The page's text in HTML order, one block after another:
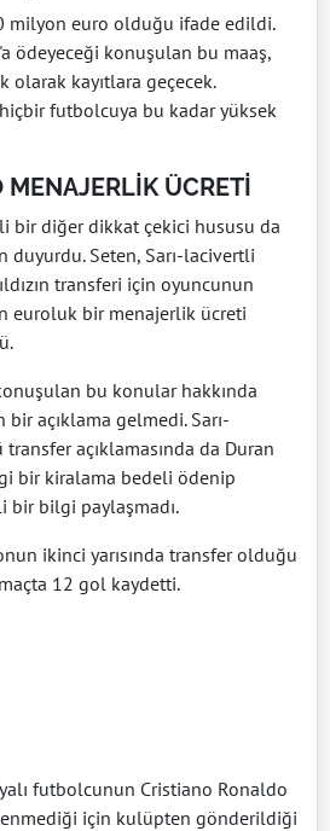
milyon euro olduğu ifade edildi.
ödeyeceği konuşulan bu maaş,
olarak kayıtlara geçecek.
futbolcuya bu kadar yüksek
MENAJERLİK ÜCRETİ
bir diğer dikkat çekici hususu da
duyurdu. Seten, Sarı-lacivertli
transferi için oyuncunun
euroluk bir menajerlik ücreti
bu konular hakkında
açıklama gelmedi. Sarı-
açıklamasında da Duran
bir kiralama bedeli ödenip
bilgi paylaşmadı.
ikinci yarısında transfer olduğu
12 gol kaydetti.
futbolcunun Cristiano Ronaldo
için kulüpten gönderildiği